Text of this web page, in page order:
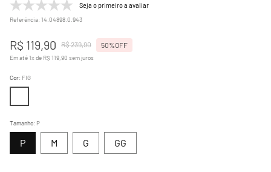
Seja o primeiro a avaliar
Referência: 14.04898.0.943
R$ 119,90 R$239,90 50%OFF
Em até 1x de R$ 119 90 sem juros
Tamanho: P
G GG
M
P
Cor: FIG